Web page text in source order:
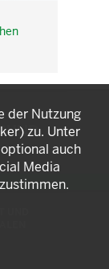
der Nutzung
zu. Unter
auch
Media